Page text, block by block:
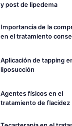
y post de lipedema
Importancia de la
en el tratamiento
Aplicación de tapping
liposucción
Agentes físicos en el
tratamiento de flacidez